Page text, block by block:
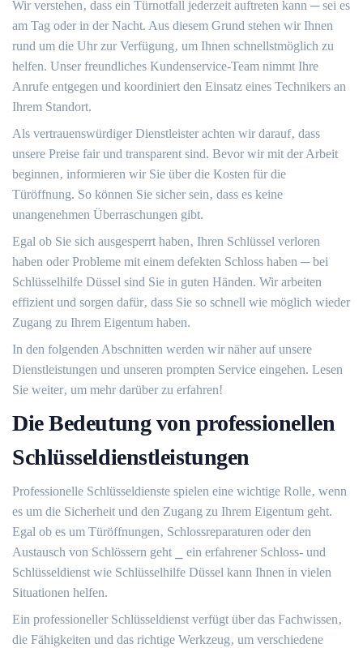
Wir verstehen‚ dass ein Türnotfall jederzeit auftreten kann ─ sei es
am Tag oder in der Nacht.​ Aus diesem Grund stehen wir Ihnen
rund um die Uhr zur Verfügung‚ um Ihnen schnellstmöglich zu
helfen.​ Unser freundliches Kundenservice-Team nimmt Ihre
Anrufe entgegen und koordiniert den Einsatz eines Technikers an
Ihrem Standort.​
Als vertrauenswürdiger Dienstleister achten wir darauf‚ dass
unsere Preise fair und transparent sind.​ Bevor wir mit der Arbeit
beginnen‚ informieren wir Sie über die Kosten für die
Türöffnung.​ So können Sie sicher sein‚ dass es keine
unangenehmen Überraschungen gibt.
Egal ob Sie sich ausgesperrt haben‚ Ihren Schlüssel verloren
haben oder Probleme mit einem defekten Schloss haben ─ bei
Schlüsselhilfe Düssel sind Sie in guten Händen.​ Wir arbeiten
effizient und sorgen dafür‚ dass Sie so schnell wie möglich wieder
Zugang zu Ihrem Eigentum haben.​
In den folgenden Abschnitten werden wir näher auf unsere
Dienstleistungen und unseren prompten Service eingehen.​ Lesen
Sie weiter‚ um mehr darüber zu erfahren!​
Die Bedeutung von professionellen
Schlüsseldienstleistungen
Professionelle Schlüsseldienste spielen eine wichtige Rolle‚ wenn
es um die Sicherheit und den Zugang zu Ihrem Eigentum geht.​
Egal ob es um Türöffnungen‚ Schlossreparaturen oder den
Austausch von Schlössern geht ⎯ ein erfahrener Schloss- und
Schlüsseldienst wie Schlüsselhilfe Düssel kann Ihnen in vielen
Situationen helfen.​
Ein professioneller Schlüsseldienst verfügt über das Fachwissen‚
die Fähigkeiten und das richtige Werkzeug‚ um verschiedene